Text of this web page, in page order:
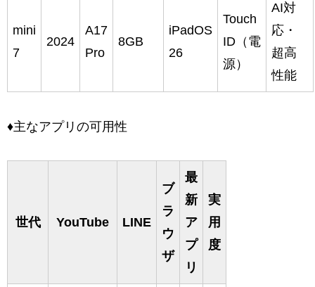
mini
7
2024
A17
Pro
8GB
iPadOS
26
Touch
ID（電
源）
AI対
応・
超高
性能
♦主なアプリの可用性
世代 YouTube LINE
ブ
ラ
ウ
ザ
最
新
ア
プ
リ
実
用
度